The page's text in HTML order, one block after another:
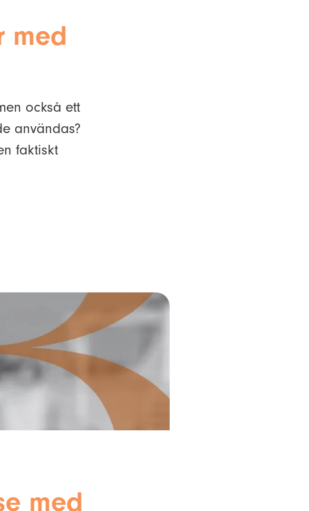
med
också ett
användas?
faktiskt
med